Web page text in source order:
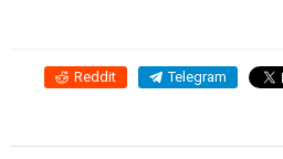
Reddit Telegram